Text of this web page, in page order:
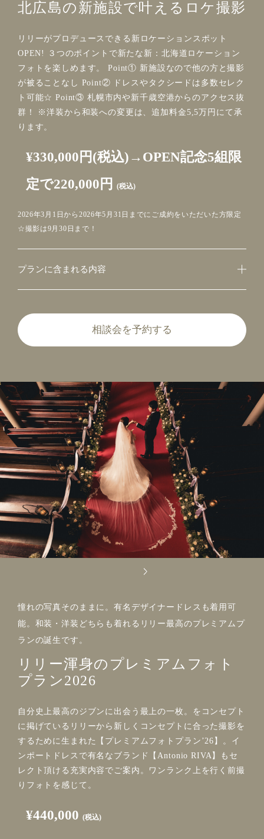
北広島の新施設で叶えるロケ撮影
リリーがプロデュースできる新ロケーションスポット
OPEN! ３つのポイントで新たな新：北海道ロケーション
フォトを楽しめます。 Point① 新施設なので他の方と撮影
が被ることなし Point② ドレスやタクシードは多数セレク
ト可能☆ Point③ 札幌市内や新千歳空港からのアクセス抜
群！ ※洋装から和装への変更は、追加料金5,5万円にて承
ります。
¥330,000円(税込)→OPEN記念5組限
定で220,000円
(税込)
2026年3月1日から2026年5月31日までにご成約をいただいた方限定
☆撮影は9月30日まで！
プランに含まれる内容
相談会を予約する
憧れの写真そのままに。有名デザイナードレスも着用可
能。和装・洋装どちらも着れるリリー最高のプレミアムプ
ランの誕生です。
リリー渾身のプレミアムフォト
プラン2026
自分史上最高のジブンに出会う最上の一枚。をコンセプト
に掲げているリリーから新しくコンセプトに合った撮影を
するために生まれた【プレミアムフォトプランʼ26】。イ
ンポートドレスで有名なブランド【Antonio RIVA】もセ
レクト頂ける充実内容でご案内。ワンランク上を行く前撮
りフォトを感じて。
¥440,000 (税込)